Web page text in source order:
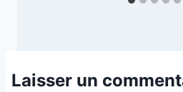
Laisser un